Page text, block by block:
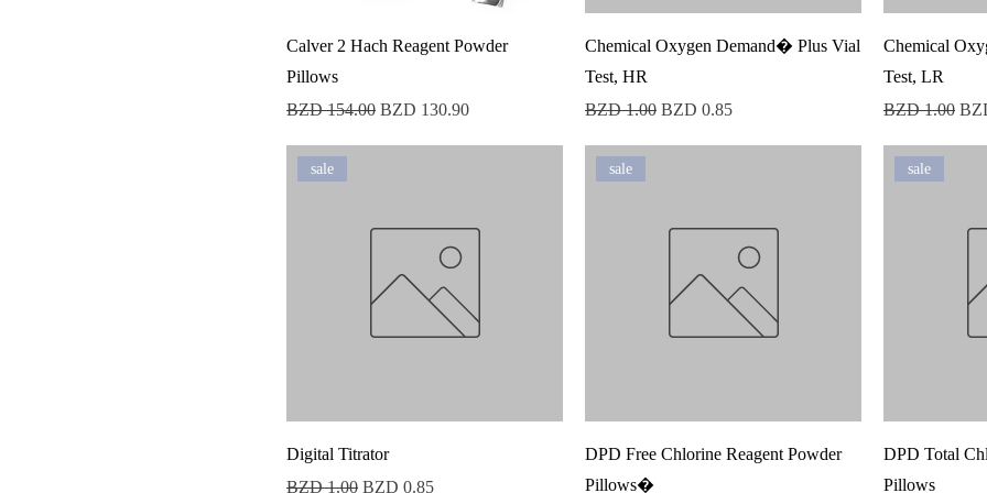
Calver 2 Hach Reagent Powder
Pillows
Precio
BZD 154.00 Precio de oferta
BZD 130.90
Chemical Oxygen Demand� Plus Vial
Test, HR
Precio
BZD 1.00 Precio de oferta
BZD 0.85
Chemical
Test, LR
Precio
BZD 1.00
sale
Digital Titrator
Precio
BZD 1.00 Precio de oferta
BZD 0.85
sale
DPD Free Chlorine Reagent Powder
Pillows�
sale
DPD Total
Pillows